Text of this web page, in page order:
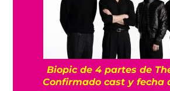
Biopic de 4 partes de
Confirmado cast y fecha